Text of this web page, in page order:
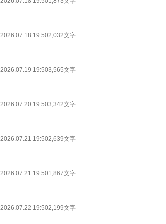
2026.07.18 19:502,032文字
2026.07.19 19:503,565文字
2026.07.20 19:503,342文字
2026.07.21 19:502,639文字
2026.07.21 19:501,867文字
2026.07.22 19:502,199文字